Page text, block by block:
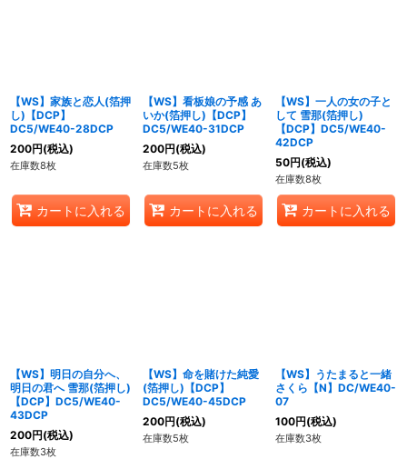
【WS】家族と恋人(箔押
し)【DCP】
DC5/WE40-28DCP
200円(税込)
在庫数8枚
カートに入れる
【WS】看板娘の予感 あ
いか(箔押し)【DCP】
DC5/WE40-31DCP
200円(税込)
在庫数5枚
カートに入れる
【WS】一人の女の子と
して 雪那(箔押し)
【DCP】DC5/WE40-
42DCP
50円(税込)
在庫数8枚
カートに入れる
【WS】明日の自分へ、
明日の君へ 雪那(箔押し)
【DCP】DC5/WE40-
43DCP
200円(税込)
在庫数3枚
【WS】命を賭けた純愛
(箔押し)【DCP】
DC5/WE40-45DCP
200円(税込)
在庫数5枚
【WS】うたまると一緒
さくら【N】DC/WE40-
07
100円(税込)
在庫数3枚